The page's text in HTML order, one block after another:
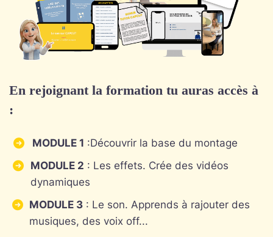
En rejoignant la formation tu auras accès à
:
MODULE 1 :Découvrir la base du montage
MODULE 2 : Les effets. Crée des vidéos
dynamiques
MODULE 3 : Le son. Apprends à rajouter des
musiques, des voix off...